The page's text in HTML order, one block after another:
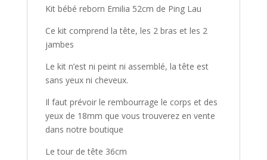
Kit bébé reborn Emilia 52cm de Ping Lau
Ce kit comprend la tête, les 2 bras et les 2
jambes
Le kit n’est ni peint ni assemblé, la tête est
sans yeux ni cheveux.
Il faut prévoir le rembourrage le corps et des
yeux de 18mm que vous trouverez en vente
dans notre boutique
Le tour de tête 36cm